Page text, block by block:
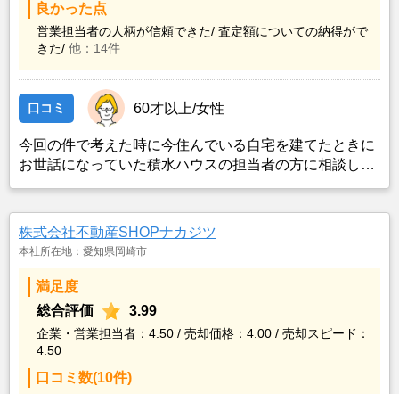
良かった点
営業担当者の人柄が信頼できた/ 査定額についての納得がで
きた/ 他：14件
口コミ 60才以上/女性
今回の件で考えた時に今住んでいる自宅を建てたときに
お世話になっていた積水ハウスの担当者の方に相談した
社に決めました。
株式会社不動産SHOPナカジツ
本社所在地：愛知県岡崎市
満足度
総合評価
3.99
企業・営業担当者：4.50 / 売却価格：4.00 / 売却スピード：
4.50
口コミ数(10件)